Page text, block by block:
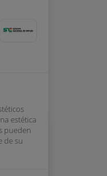
estética
pueden
de su